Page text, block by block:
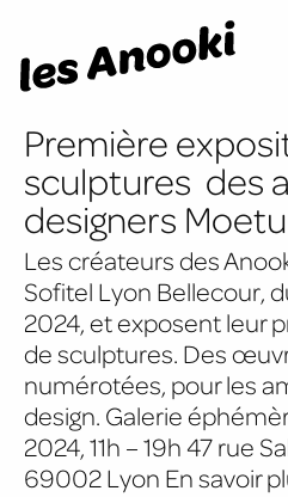
Première
sculptures des
designers
Les créateurs des
Sofitel Lyon Bellecour,
2024, et exposent leur
de sculptures. Des
numérotées, pour les
design. Galerie
2024, 11h – 19h 47 rue
69002 Lyon En savoir